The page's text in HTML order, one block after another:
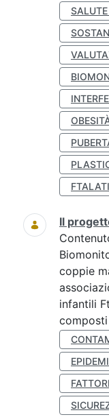
FTALATI
Il
coppie
infantili